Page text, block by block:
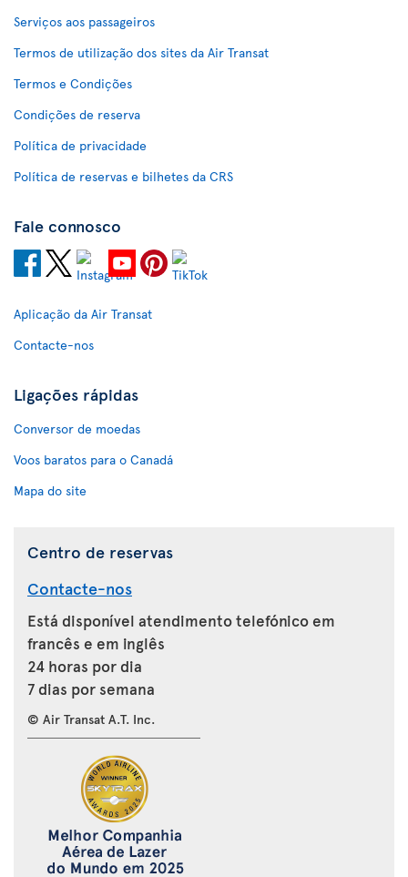
Serviços aos passageiros
Termos de utilização dos sites da Air Transat
Termos e Condições
Condições de reserva
Política de privacidade
Política de reservas e bilhetes da CRS
Fale connosco
Aplicação da Air Transat
Contacte-nos
Ligações rápidas
Conversor de moedas
Voos baratos para o Canadá
Mapa do site
Centro de reservas
Contacte-nos
Está disponível atendimento telefónico em
francês e em inglês
24 horas por dia
7 dias por semana
© Air Transat A.T. Inc.